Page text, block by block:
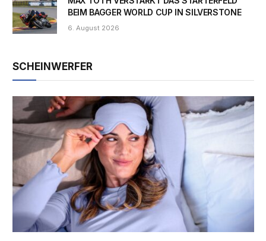
BEIM BAGGER WORLD CUP IN SILVERSTONE
6. August 2026
SCHEINWERFER